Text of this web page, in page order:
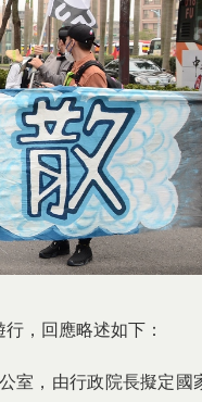
，回應略述如下：
室，由行政院長擬定國